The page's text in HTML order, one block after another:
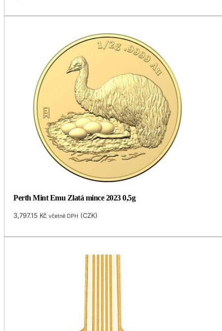
Perth Mint Emu Zlatá mince 2023 0,5g
3,797.15 Kč včetně DPH (CZK)